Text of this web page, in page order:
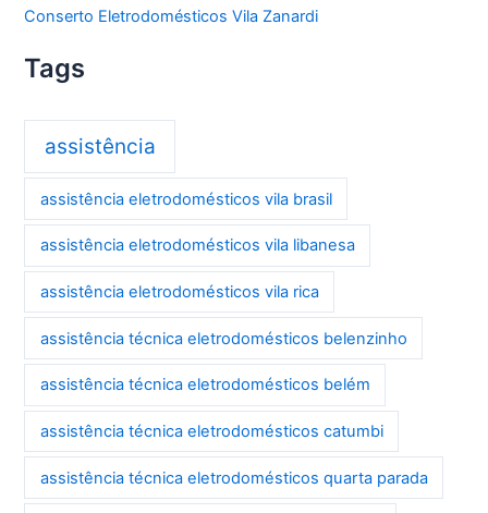
Conserto Eletrodomésticos Vila Zanardi
Tags
assistência
assistência eletrodomésticos vila brasil
assistência eletrodomésticos vila libanesa
assistência eletrodomésticos vila rica
assistência técnica eletrodomésticos belenzinho
assistência técnica eletrodomésticos belém
assistência técnica eletrodomésticos catumbi
assistência técnica eletrodomésticos quarta parada